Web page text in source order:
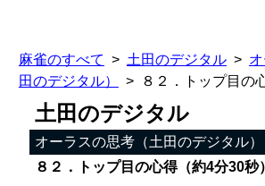
麻雀のすべて 土田のデジタル
田のデジタル）
８２．トップ目の
土田のデジタル
オーラスの思考（土田のデジタル）
８２．トップ目の心得（約4分30秒）